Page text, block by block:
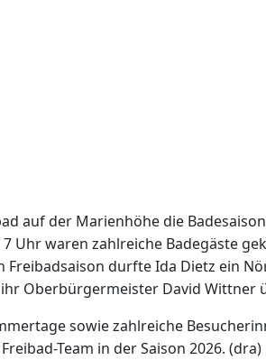
auf der Marienhöhe die
Uhr waren zahlreiche Badegäste
Freibadsaison durfte Ida Dietz ein
Oberbürgermeister David Wittner
sowie zahlreiche
Team in der Saison 2026. (dra)